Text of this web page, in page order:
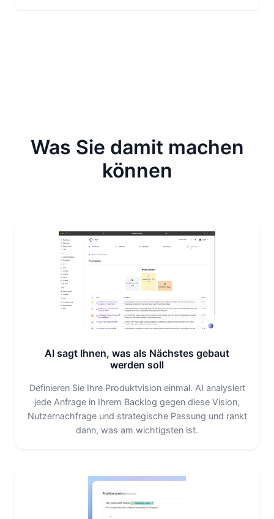
Was Sie damit machen
können
AI sagt Ihnen, was als Nächstes gebaut
werden soll
Definieren Sie Ihre Produktvision einmal. AI analysiert
jede Anfrage in Ihrem Backlog gegen diese Vision,
Nutzernachfrage und strategische Passung und rankt
dann, was am wichtigsten ist.